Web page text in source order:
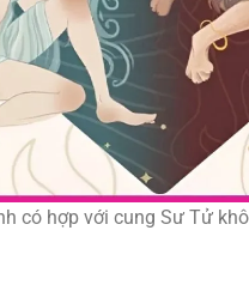
có hợp với cung Sư Tử